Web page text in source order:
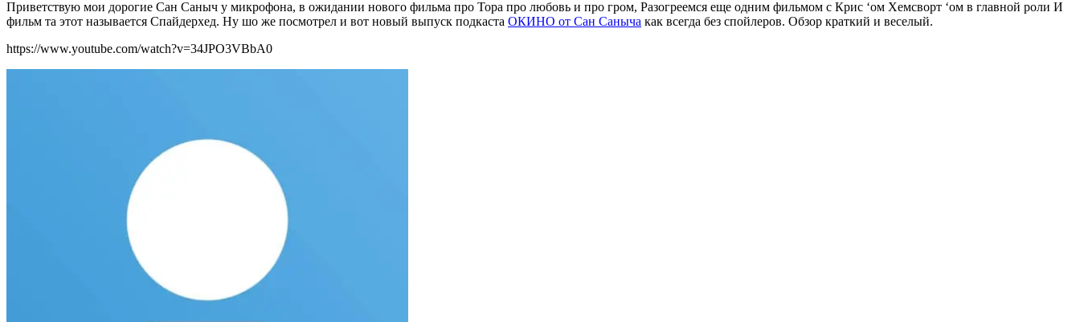
Приветствую мои дорогие Сан Саныч у микрофона, в ожидании нового фильма про Тора про любовь и про гром, Разогреемся еще одним фильмом с Крис ‘ом Хемсворт ‘ом в главной роли И
фильм та этот называется Спайдерхед. Ну шо же посмотрел и вот новый выпуск подкаста ОКИНО от Сан Саныча как всегда без спойлеров. Обзор краткий и веселый.
https://www.youtube.com/watch?v=34JPO3VBbA0